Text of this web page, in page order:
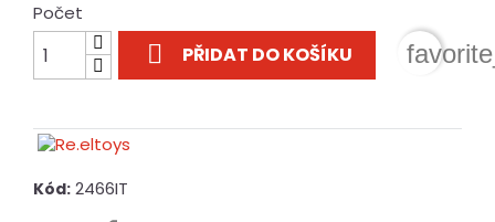
Počet
 PŘIDAT DO KOŠÍKU
Kód: 2466IT